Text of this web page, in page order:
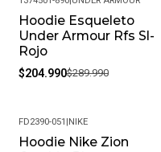
-29%
Hoodie Esqueleto
Under Armour Rfs Sl-
Rojo
$204.990$289.990
-42%
FD2390-051 |NIKE
Hoodie Nike Zion